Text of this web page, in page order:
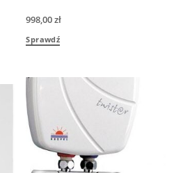
998,00zł
Sprawdź